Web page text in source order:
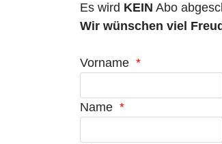
Es wird KEIN Abo
Wir wünschen viel
Vorname *
Name *